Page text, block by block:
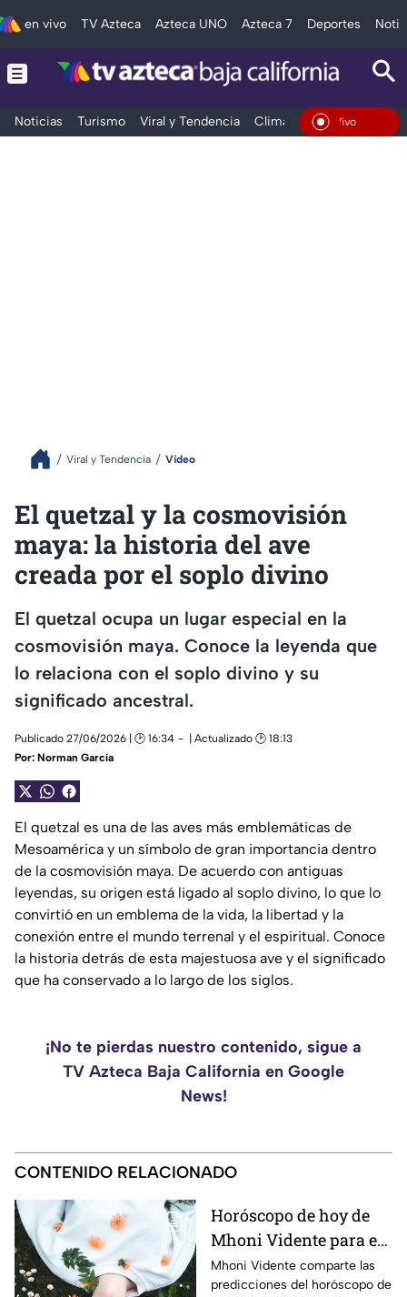
en vivo TV Azteca Azteca UNO Azteca 7 Deportes
Noticias Turismo Viral y Tendencia Clima Deportes
En Vivo
Viral y Tendencia Video
El quetzal y la cosmovisión
maya: la historia del ave
creada por el soplo divino
El quetzal ocupa un lugar especial en la
cosmovisión maya. Conoce la leyenda que
lo relaciona con el soplo divino y su
significado ancestral.
Publicado 27/06/2026 | 🕑 16:34
| Actualizado 🕑 18:13
Por: Norman García
El quetzal es una de las aves más emblemáticas de
Mesoamérica y un símbolo de gran importancia dentro
de la cosmovisión maya. De acuerdo con antiguas
leyendas, su origen está ligado al soplo divino, lo que lo
convirtió en un emblema de la vida, la libertad y la
conexión entre el mundo terrenal y el espiritual. Conoce
la historia detrás de esta majestuosa ave y el significado
que ha conservado a lo largo de los siglos.
¡No te pierdas nuestro contenido, sigue a
TV Azteca Baja California en Google
News!
CONTENIDO RELACIONADO
Horóscopo de hoy de
Mhoni Vidente para el
sábado 8 de agosto
¡Cierre de ciclo!
Mhoni Vidente comparte las
predicciones del horóscopo de